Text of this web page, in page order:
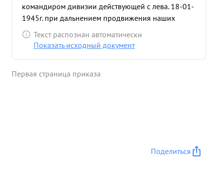
командиром дивизии действующей с лева. 18-01-
1945г. при дальнением продвижения наших
воиск, тов. Пупкевич также самоотверженно
работал на линии и под огнем противника,
Текст распознан автоматически
Показать исходный документ
Первая страница приказа
Поделиться